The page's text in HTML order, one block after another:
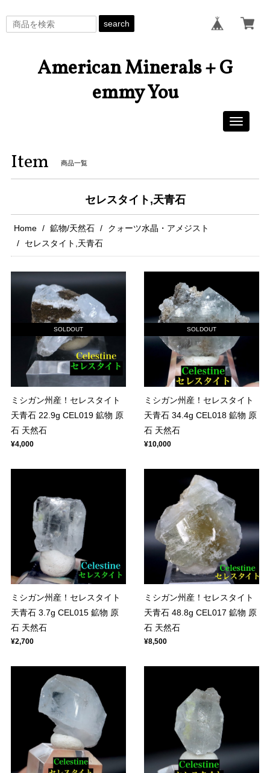
search
American Minerals + G
emmy You
Toggle
Item 商品一覧
セレスタイト,天青石
Home 鉱物/天然石
クォーツ水晶・アメジスト
セレスタイト,天青石
SOLDOUT
ミシガン州産！セレスタイト
天青石 22.9g CEL019 鉱物 原
石 天然石
¥4,000
SOLDOUT
ミシガン州産！セレスタイト
天青石 34.4g CEL018 鉱物 原
石 天然石
¥10,000
ミシガン州産！セレスタイト
天青石 3.7g CEL015 鉱物 原
石 天然石
¥2,700
ミシガン州産！セレスタイト
天青石 48.8g CEL017 鉱物 原
石 天然石
¥8,500